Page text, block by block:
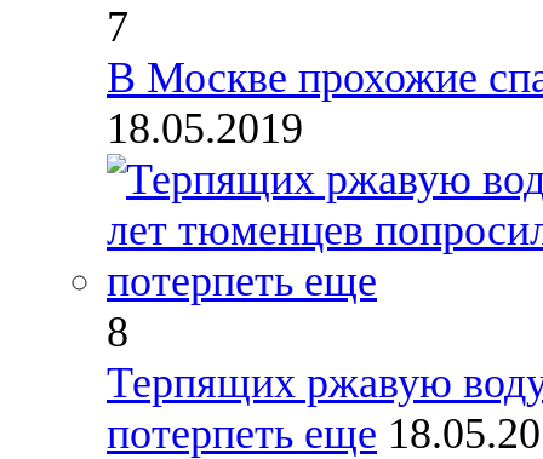
7
В Москве прохожие
18.05.2019
8
Терпящих ржавую
потерпеть еще